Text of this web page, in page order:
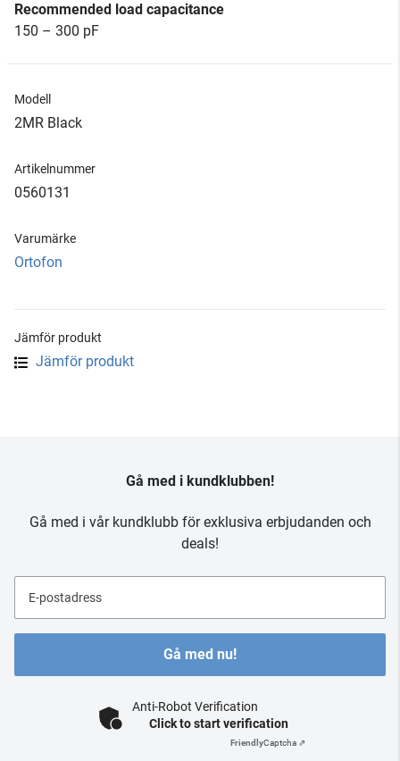
Recommended load capacitance
150 – 300 pF
Modell
2MR Black
Artikelnummer
0560131
Varumärke
Ortofon
Jämför produkt
Jämför produkt
Gå med i kundklubben!
Gå med i vår kundklubb för exklusiva erbjudanden och
deals!
E-postadress
Gå med nu!
Anti-Robot Verification
Click to start verification
FriendlyCaptcha ⇗